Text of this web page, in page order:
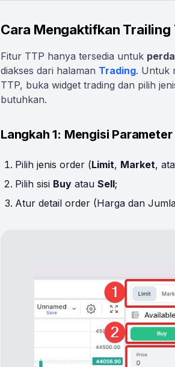
Cara Mengaktifkan Trailing
Fitur TTP hanya tersedia untuk
diakses dari halaman Trading. Untuk
TTP, buka widget trading dan pilih
butuhkan.
Langkah 1: Mengisi
Pilih jenis order (Limit, Market,
Pilih sisi Buy atau Sell;
Atur detail order (Harga dan